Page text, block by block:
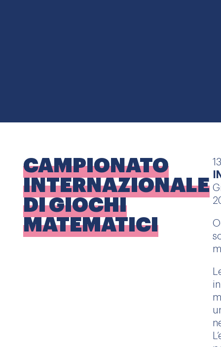
CAMPIONATO
INTERNAZIONALE
DI GIOCHI
MATEMATICI